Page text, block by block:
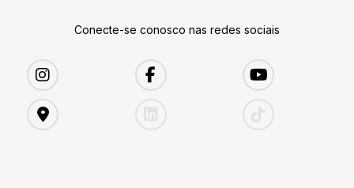
Conecte-se conosco nas redes sociais